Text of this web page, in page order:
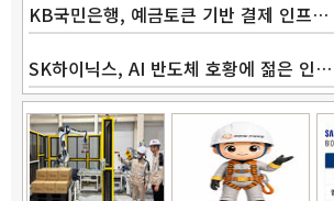
Band
KB국민은행, 예금토큰 기반 결제 인프…
SK하이닉스, AI 반도체 호황에 젊은 인…